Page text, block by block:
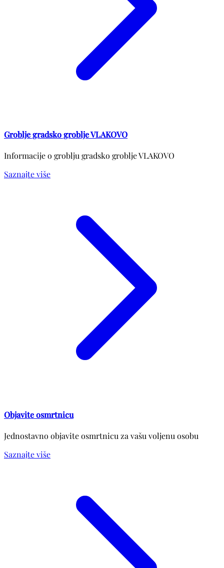
Groblje gradsko groblje VLAKOVO
Informacije o groblju gradsko groblje VLAKOVO
Saznajte više
Objavite osmrtnicu
Jednostavno objavite osmrtnicu za vašu voljenu osobu
Saznajte više